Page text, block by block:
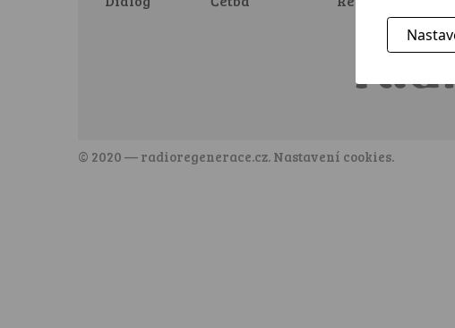
© 2020 — radioregenerace.cz. Nastavení cookies.